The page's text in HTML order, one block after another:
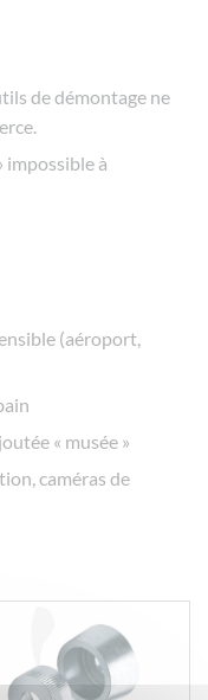
de démontage ne
impossible à
(aéroport,
« musée »
caméras de